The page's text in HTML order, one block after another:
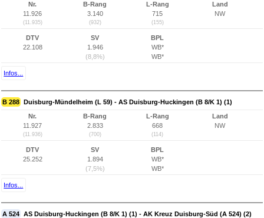
Nr.
11.926
(11.935)
B-Rang
3.140
(932)
L-Rang
715
(155)
Land
NW
DTV
22.108
SV
1.946
(8,8%)
BPL
WB*
WB*
Infos...
B 288 Duisburg-Mündelheim (L 59) - AS Duisburg-Huckingen (B 8/K 1) (1)
Nr.
11.927
(11.936)
B-Rang
2.833
(700)
L-Rang
668
(114)
Land
NW
DTV
25.252
SV
1.894
(7,5%)
BPL
WB*
WB*
Infos...
A 524 AS Duisburg-Huckingen (B 8/K 1) (1) - AK Kreuz Duisburg-Süd (A 524) (2)